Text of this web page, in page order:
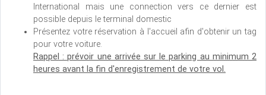
International mais une connection vers ce dernier est
possible depuis le terminal domestic
Présentez votre réservation à l'accueil afin d'obtenir un tag
pour votre voiture.
Rappel : prévoir une arrivée sur le parking au minimum 2
heures avant la fin d'enregistrement de votre vol.